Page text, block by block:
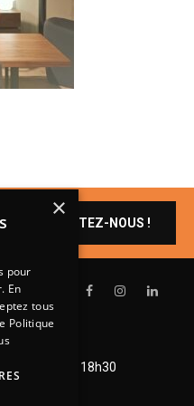
CONTACTEZ-NOUS !
et de 14h à 18h30
×
pour
En
tous
Politique